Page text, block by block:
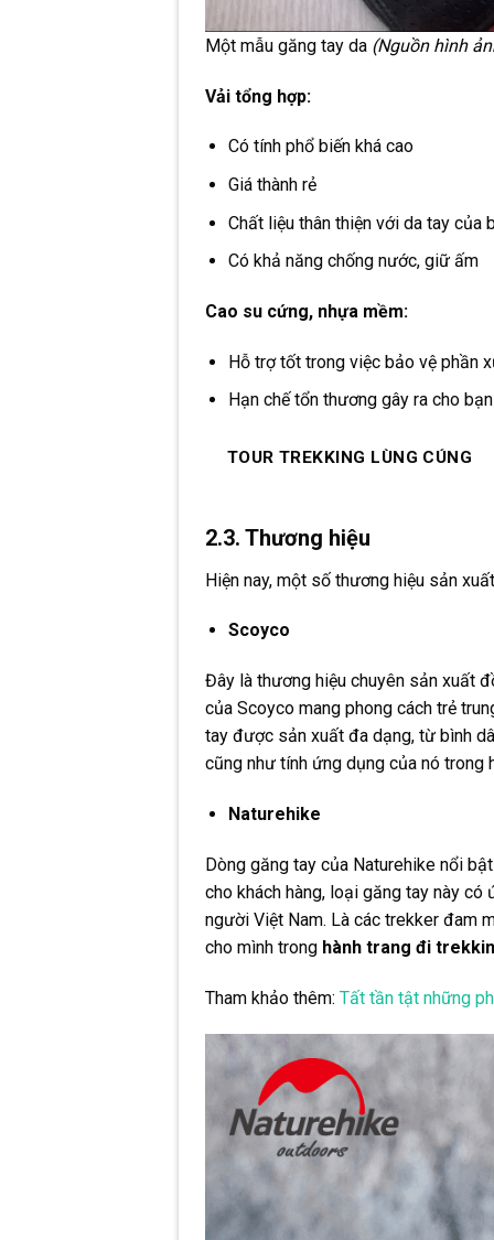
Một mẫu găng tay da (Nguồn hình
Vải tổng hợp:
Có tính phổ biến khá cao
Giá thành rẻ
Chất liệu thân thiện với da tay của
Có khả năng chống nước, giữ ấm
Cao su cứng, nhựa mềm:
Hỗ trợ tốt trong việc bảo vệ phần
Hạn chế tổn thương gây ra cho
TOUR TREKKING LÙNG CÚNG
2.3. Thương hiệu
Hiện nay, một số thương hiệu sản
Scoyco
Đây là thương hiệu chuyên sản xuất
của Scoyco mang phong cách trẻ
tay được sản xuất đa dạng, từ bình
cũng như tính ứng dụng của nó trong
Naturehike
Dòng găng tay của Naturehike nổi
cho khách hàng, loại găng tay này có
người Việt Nam. Là các trekker đam
cho mình trong hành trang đi
Tham khảo thêm: Tất tần tật những